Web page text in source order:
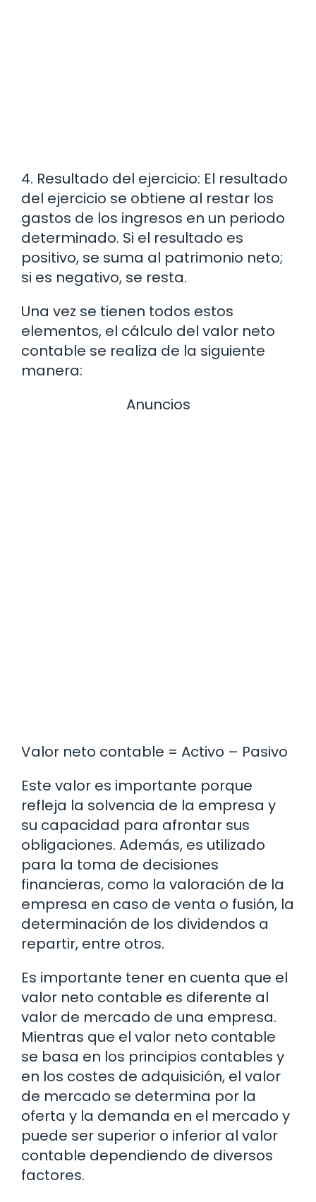
4. Resultado del ejercicio: El resultado
del ejercicio se obtiene al restar los
gastos de los ingresos en un periodo
determinado. Si el resultado es
positivo, se suma al patrimonio neto;
si es negativo, se resta.
Una vez se tienen todos estos
elementos, el cálculo del valor neto
contable se realiza de la siguiente
manera:
Anuncios
Valor neto contable = Activo – Pasivo
Este valor es importante porque
refleja la solvencia de la empresa y
su capacidad para afrontar sus
obligaciones. Además, es utilizado
para la toma de decisiones
financieras, como la valoración de la
empresa en caso de venta o fusión, la
determinación de los dividendos a
repartir, entre otros.
Es importante tener en cuenta que el
valor neto contable es diferente al
valor de mercado de una empresa.
Mientras que el valor neto contable
se basa en los principios contables y
en los costes de adquisición, el valor
de mercado se determina por la
oferta y la demanda en el mercado y
puede ser superior o inferior al valor
contable dependiendo de diversos
factores.